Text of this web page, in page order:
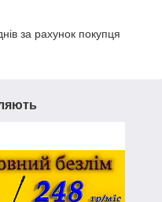
за рахунок покупця